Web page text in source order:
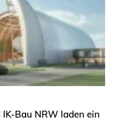
Bau NRW laden ein